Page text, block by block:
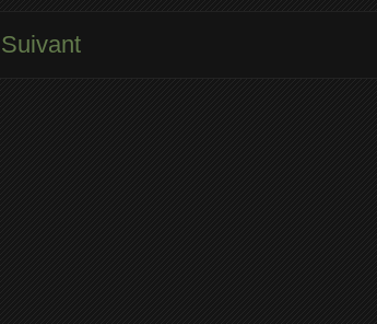
Suivant